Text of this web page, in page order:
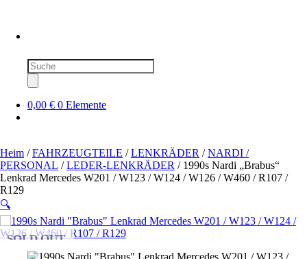
Produktsuche
0,00 € 0 Elemente
Heim /FAHRZEUGTEILE /LENKRÄDER /NARDI /
PERSONAL /LEDER-LENKRÄDER / 1990s Nardi „Brabus“
Lenkrad Mercedes W201 / W123 / W124 / W126 / W460 / R107 /
R129
🔍
SOLD OUT